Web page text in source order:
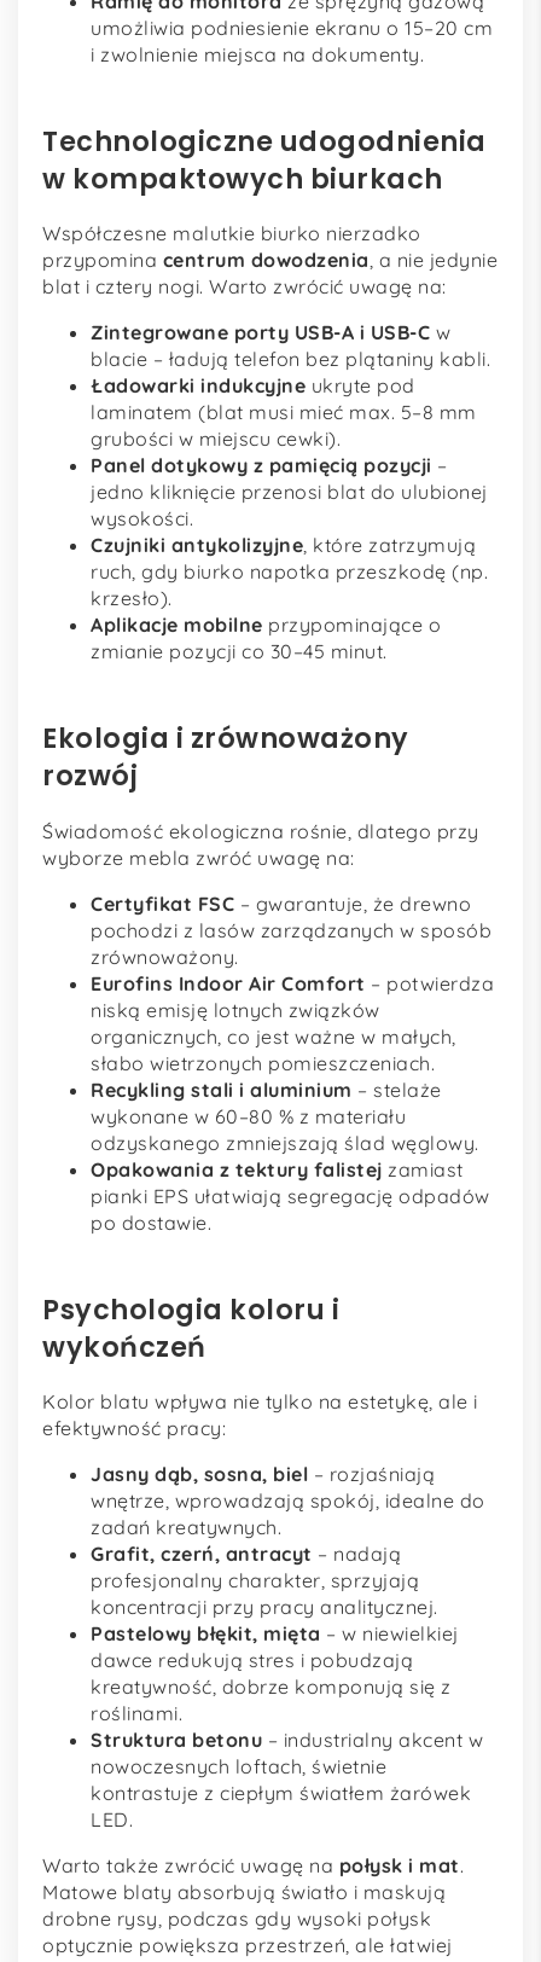
umożliwia podniesienie ekranu o 15–20 cm
i zwolnienie miejsca na dokumenty.
Technologiczne udogodnienia
w kompaktowych biurkach
Współczesne malutkie biurko nierzadko
przypomina centrum dowodzenia, a nie jedynie
blat i cztery nogi. Warto zwrócić uwagę na:
Zintegrowane porty USB-A i USB-C w
blacie – ładują telefon bez plątaniny kabli.
Ładowarki indukcyjne ukryte pod
laminatem (blat musi mieć max. 5–8 mm
grubości w miejscu cewki).
Panel dotykowy z pamięcią pozycji –
jedno kliknięcie przenosi blat do ulubionej
wysokości.
Czujniki antykolizyjne, które zatrzymują
ruch, gdy biurko napotka przeszkodę (np.
krzesło).
Aplikacje mobilne przypominające o
zmianie pozycji co 30–45 minut.
Ekologia i zrównoważony
rozwój
Świadomość ekologiczna rośnie, dlatego przy
wyborze mebla zwróć uwagę na:
Certyfikat FSC – gwarantuje, że drewno
pochodzi z lasów zarządzanych w sposób
zrównoważony.
Eurofins Indoor Air Comfort – potwierdza
niską emisję lotnych związków
organicznych, co jest ważne w małych,
słabo wietrzonych pomieszczeniach.
Recykling stali i aluminium – stelaże
wykonane w 60–80 % z materiału
odzyskanego zmniejszają ślad węglowy.
Opakowania z tektury falistej zamiast
pianki EPS ułatwiają segregację odpadów
po dostawie.
Psychologia koloru i
wykończeń
Kolor blatu wpływa nie tylko na estetykę, ale i
efektywność pracy:
Jasny dąb, sosna, biel – rozjaśniają
wnętrze, wprowadzają spokój, idealne do
zadań kreatywnych.
Grafit, czerń, antracyt – nadają
profesjonalny charakter, sprzyjają
koncentracji przy pracy analitycznej.
Pastelowy błękit, mięta – w niewielkiej
dawce redukują stres i pobudzają
kreatywność, dobrze komponują się z
roślinami.
Struktura betonu – industrialny akcent w
nowoczesnych loftach, świetnie
kontrastuje z ciepłym światłem żarówek
LED.
Warto także zwrócić uwagę na połysk i mat.
Matowe blaty absorbują światło i maskują
drobne rysy, podczas gdy wysoki połysk
optycznie powiększa przestrzeń, ale łatwiej